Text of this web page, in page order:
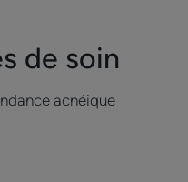
de soin
acnéique